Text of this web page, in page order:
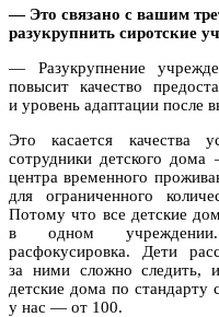
— Это связано с вашим
разукрупнить сиротские
— Разукрупнение
повысит качество
и уровень адаптации после
Это касается качества
сотрудники детского
центра временного
для ограниченного
Потому что все детские
в одном учреждении.
расфокусировка. Дети
за ними сложно следить,
детские дома по
у нас — от 100.